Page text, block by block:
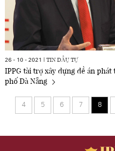
26 - 10 - 2021 | TIN ĐẦU TƯ
IPPG tài trợ xây dựng đề án
phố Đà Nẵng
4 5 6 7 8